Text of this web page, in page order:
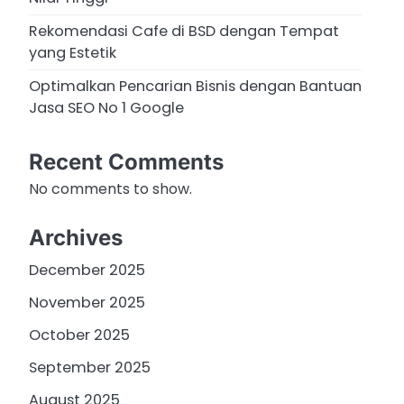
Rekomendasi Cafe di BSD dengan Tempat
yang Estetik
Optimalkan Pencarian Bisnis dengan Bantuan
Jasa SEO No 1 Google
Recent Comments
No comments to show.
Archives
December 2025
November 2025
October 2025
September 2025